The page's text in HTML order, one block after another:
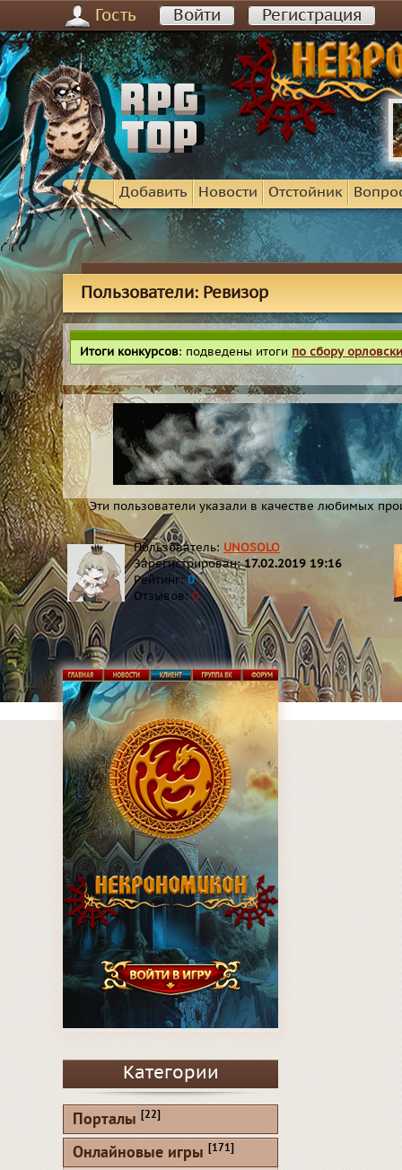
Гость Войти Регистрация
Добавить Новости Отстойник
Пользователи: Ревизор
Итоги конкурсов: подведены итоги по сбору
Эти пользователи указали в качестве любимых
Пользователь: UNOSOLO
Зарегистрирован:17.02.2019 19:16
Рейтинг:0
Отзывов:0
Категории
Порталы [22]
Онлайновые игры [171]